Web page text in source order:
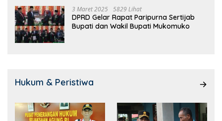
3 Maret 2025 5829 Lihat
DPRD Gelar Rapat Paripurna Sertijab
Bupati dan Wakil Bupati Mukomuko
Hukum & Peristiwa